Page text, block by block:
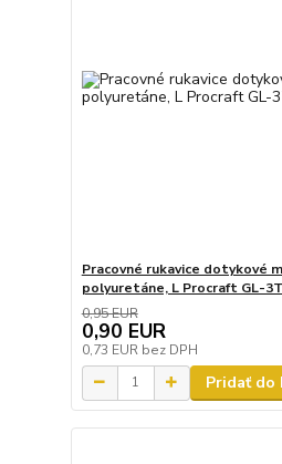
Pracovné rukavice dotykové
polyuretáne, L Procraft GL-
0,95 EUR
0,90 EUR
0,73 EUR bez DPH
Pridať do